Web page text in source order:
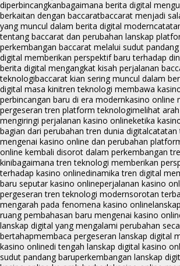
diperbincangkanbagaimana berita digital
berkaitan dengan baccaratbaccarat menjadi
yang muncul dalam berita digital modern
tentang baccarat dan perubahan lanskap
perkembangan baccarat melalui sudut
digital memberikan perspektif baru terhadap
berita digital mengangkat kisah perjalanan
teknologibaccarat kian sering muncul dalam
digital masa kinitren teknologi membawa
perbincangan baru di era modernkasino online
pergeseran tren platform teknologimelihat
mengiringi perjalanan kasino onlineketika
bagian dari perubahan tren dunia digitalcatatan
mengenai kasino online dan perubahan
online kembali disorot dalam perkembangan
kinibagaimana tren teknologi memberikan
terhadap kasino onlinedinamika tren digital
baru seputar kasino onlineperjalanan kasino
pergeseran tren teknologi modernsorotan
mengarah pada fenomena kasino online
ruang pembahasan baru mengenai kasino
lanskap digital yang mengalami perubahan
bertahapmembaca pergeseran lanskap digital
kasino onlinedi tengah lanskap digital kasino
sudut pandang baruperkembangan lanskap